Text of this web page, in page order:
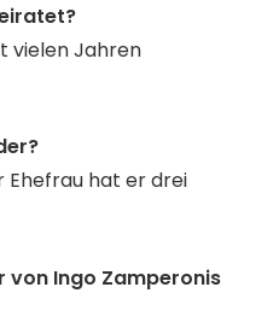
vielen Jahren
Ehefrau hat er drei
von Ingo Zamperonis